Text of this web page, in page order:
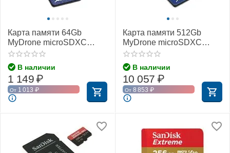
Карта памяти 64Gb
MyDrone microSDXC
Class 10 UHS-I U3
(MIXZA)
В наличии
1 149₽
От 1 013 ₽
Карта памяти 512Gb
MyDrone microSDXC
Class 10 UHS-I U3
(MIXZA)
В наличии
10 057 ₽
От 8 853 ₽